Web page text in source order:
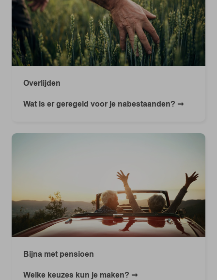
Overlijden
Wat is er geregeld voor je nabestaanden?
Bijna met pensioen
Welke keuzes kun je maken?